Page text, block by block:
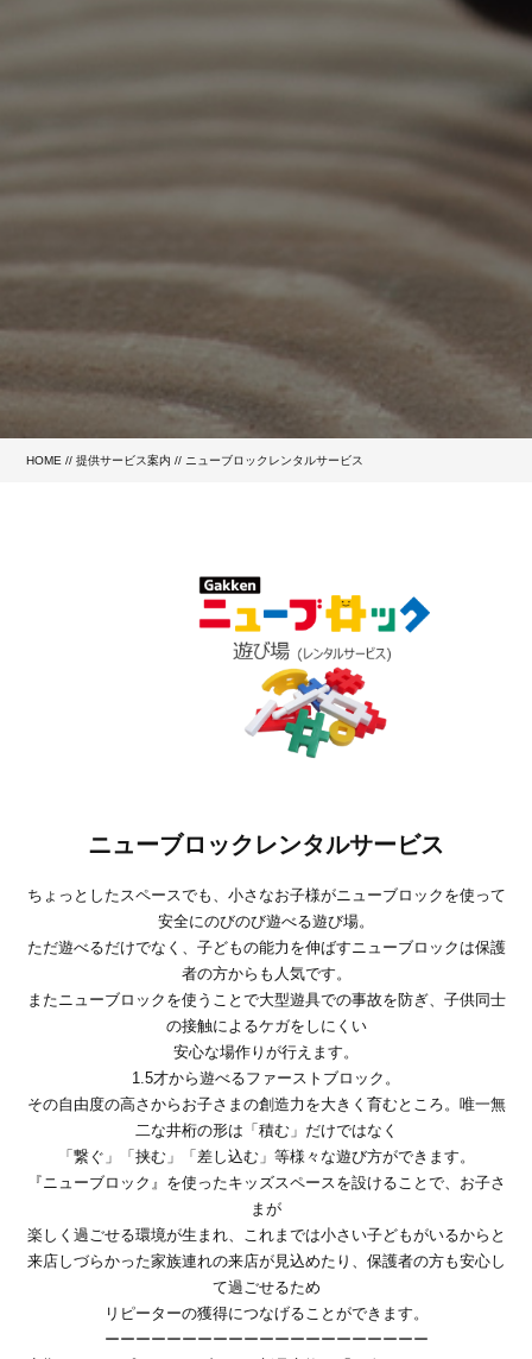
HOME //提供サービス案内 // ニューブロックレンタルサービス
ニューブロックレンタルサービス
ちょっとしたスペースでも、小さなお子様がニューブロックを使って
安全にのびのび遊べる遊び場。
ただ遊べるだけでなく、子どもの能力を伸ばすニューブロックは保護
者の方からも人気です。
またニューブロックを使うことで大型遊具での事故を防ぎ、子供同士
の接触によるケガをしにくい
安心な場作りが行えます。
1.5才から遊べるファーストブロック。
その自由度の高さからお子さまの創造力を大きく育むところ。唯一無
二な井桁の形は「積む」だけではなく
「繋ぐ」「挟む」「差し込む」等様々な遊び方ができます。
『ニューブロック』を使ったキッズスペースを設けることで、お子さ
まが
楽しく過ごせる環境が生まれ、これまでは小さい子どもがいるからと
来店しづらかった家族連れの来店が見込めたり、保護者の方も安心し
て過ごせるため
リピーターの獲得につなげることができます。
ーーーーーーーーーーーーーーーーーーーーー